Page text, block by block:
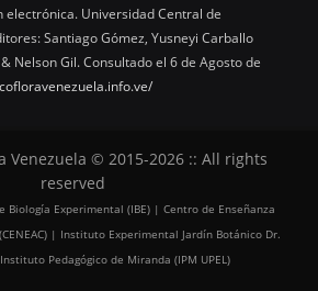
electrónica. Universidad Central de
Santiago Gómez, Yusneyi Carballo
Nelson Gil. Consultado el 6 de Agosto de
Venezuela © 2015-2026 :: All rights
reserved
Biología Experimental (IBE) | Centro de Enseñanza
| Instituto Experimental Jardín Botánico Dr.
Pedagógico de Miranda (IPM UPEL)